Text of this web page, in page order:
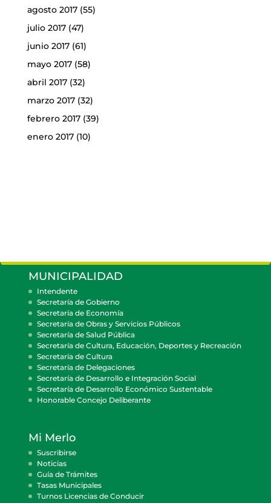
agosto 2017(55)
julio 2017(47)
junio 2017(61)
mayo 2017(58)
abril 2017(32)
marzo 2017(32)
febrero 2017(39)
enero 2017(10)
MUNICIPALIDAD
Intendente
Secretaría de Gobierno
Secretaría de Economía
Secretaría de Obras y Servicios Públicos
Secretaría de Salud Pública
Secretaría de Cultura, Educación, Deportes y Recreación
Secretaría de Cultura
Secretaría de Delegaciones
Secretaría de Desarrollo e Integración Social
Secretaría de Desarrollo Económico Sustentable
Honorable Concejo Deliberante
Mi Merlo
Suscribirse
Noticias
Guía de Trámites
Tasas Municipales
Turnos Licencias de Conducir